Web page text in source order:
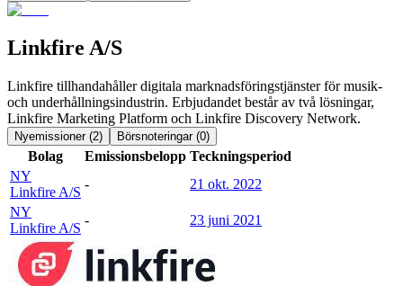
Linkfire A/S
Linkfire tillhandahåller digitala marknadsföringstjänster för musik-
och underhållningsindustrin. Erbjudandet består av två lösningar,
Linkfire Marketing Platform och Linkfire Discovery Network.
Nyemissioner (2) Börsnoteringar (0)
Bolag Emissionsbelopp Teckningsperiod
NY
Linkfire A/S
-
21 okt. 2022
NY
Linkfire A/S
- 23 juni 2021